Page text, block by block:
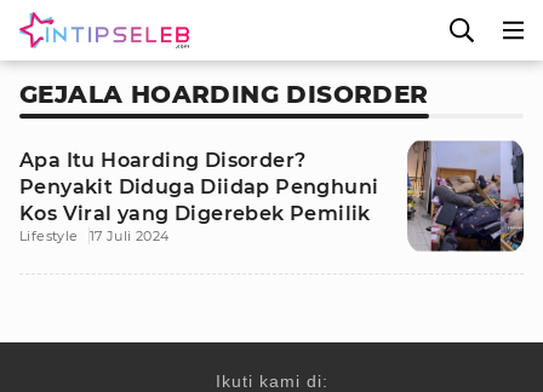
GEJALA HOARDING DISORDER
Apa Itu Hoarding Disorder?
Penyakit Diduga Diidap Penghuni
Kos Viral yang Digerebek Pemilik
Lifestyle 17 Juli 2024
Ikuti kami di: